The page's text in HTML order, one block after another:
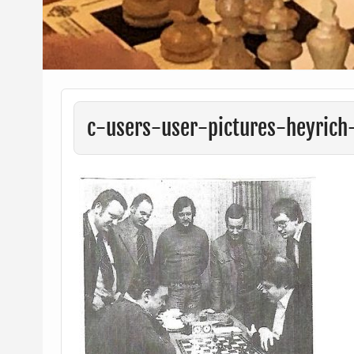
c-users-user-pictures-